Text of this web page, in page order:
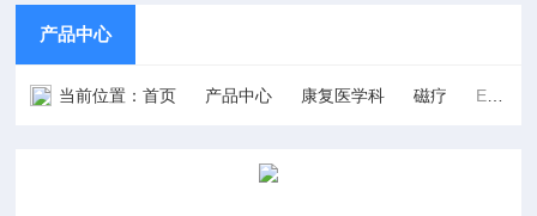
产品中心
当前位置：首页 产品中心 康复医学科 磁疗 EK-9100B型（标准款）经颅磁刺激治疗仪